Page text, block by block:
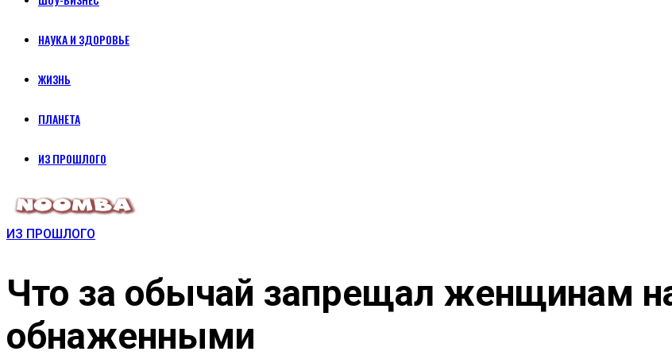
НАУКА И ЗДОРОВЬЕ
ЖИЗНЬ
ПЛАНЕТА
ИЗ ПРОШЛОГО
ИЗ ПРОШЛОГО
Что за обычай запрещал женщинам
обнаженными